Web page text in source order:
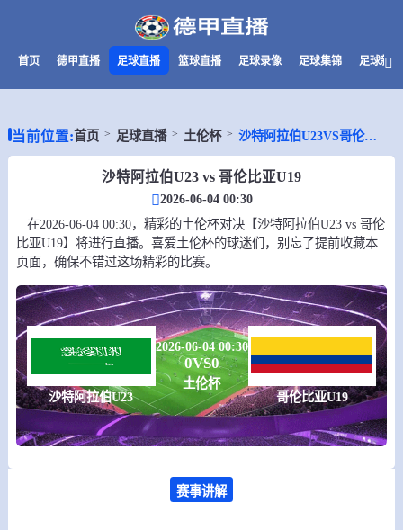
首页 德甲直播 足球直播 篮球直播 足球录像 足球集锦 足球新闻
当前位置:首页 足球直播 土伦杯 沙特阿拉伯U23VS哥伦比亚U19
沙特阿拉伯U23 vs 哥伦比亚U19
2026-06-04 00:30
在2026-06-04 00:30，精彩的土伦杯对决【沙特阿拉伯U23 vs 哥伦
比亚U19】将进行直播。喜爱土伦杯的球迷们，别忘了提前收藏本
页面，确保不错过这场精彩的比赛。
沙特阿拉伯U23
2026-06-04 00:30
0VS0
土伦杯
哥伦比亚U19
赛事讲解